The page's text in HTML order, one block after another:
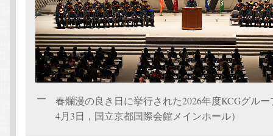
春爛漫の良き日に挙行された2026年度KCGグル
4月3日，国立京都国際会館メインホール）